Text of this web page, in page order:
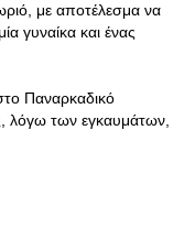
με αποτέλεσμα να
γυναίκα και ένας
Παναρκαδικό
των εγκαυμάτων,